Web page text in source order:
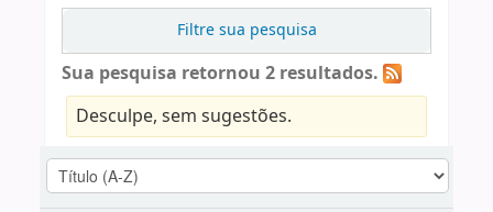
Filtre sua pesquisa
Sua pesquisa retornou 2 resultados.
Desculpe, sem sugestões.